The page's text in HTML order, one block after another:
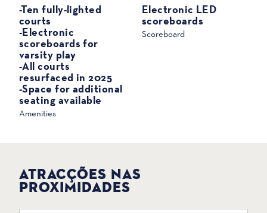
DESPORTO
Amenities
-Ten fully-lighted
courts
-Electronic
scoreboards for
varsity play
-All courts
resurfaced in 2025
-Space for additional
seating available
Scoreboard
Electronic LED
scoreboards
ATRACÇÕES NAS
PROXIMIDADES